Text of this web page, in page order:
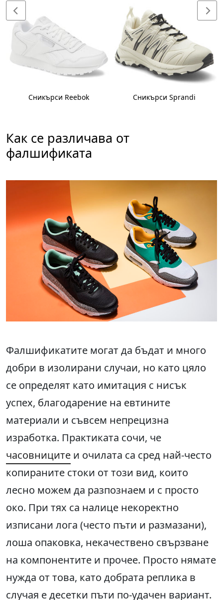
Сникърси Reebok Сникърси Sprandi
Как се различава от
фалшификата
Фалшификатите могат да бъдат и много
добри в изолирани случаи, но като цяло
се определят като имитация с нисък
успех, благодарение на евтините
материали и съвсем непрецизна
изработка. Практиката сочи, че
часовниците и очилата са сред най-често
копираните стоки от този вид, които
лесно можем да разпознаем и с просто
око. При тях са налице некоректно
изписани лога (често пъти и размазани),
лоша опаковка, некачествено свързване
на компонентите и прочее. Просто нямате
нужда от това, като добрата реплика в
случая е десетки пъти по-удачен вариант.